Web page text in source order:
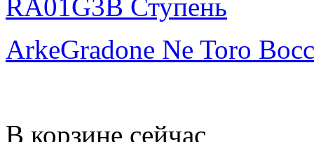
ArkeGradone Ne Toro
В корзине сейчас